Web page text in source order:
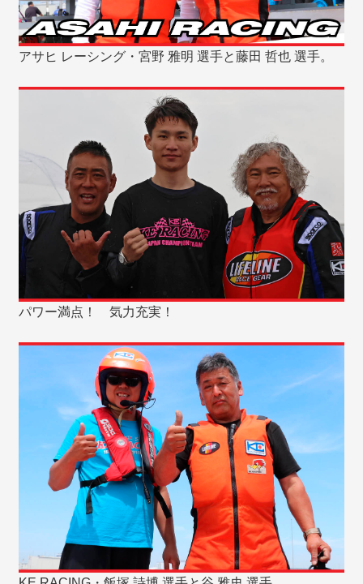
アサヒ レーシング・宮野 雅明 選手と藤田 哲也 選手。
パワー満点！ 気力充実！